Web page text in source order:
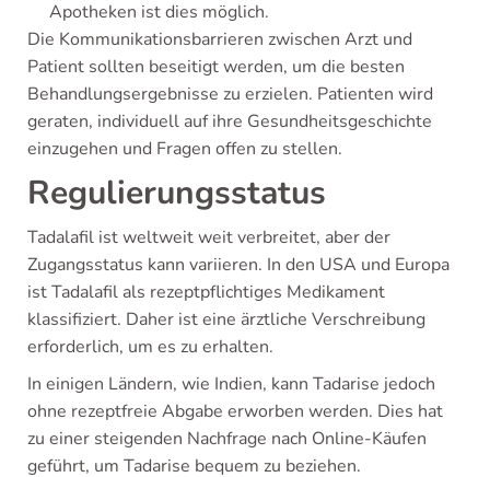
Apotheken ist dies möglich.
Die Kommunikationsbarrieren zwischen Arzt und
Patient sollten beseitigt werden, um die besten
Behandlungsergebnisse zu erzielen. Patienten wird
geraten, individuell auf ihre Gesundheitsgeschichte
einzugehen und Fragen offen zu stellen.
Regulierungsstatus
Tadalafil ist weltweit weit verbreitet, aber der
Zugangsstatus kann variieren. In den USA und Europa
ist Tadalafil als rezeptpflichtiges Medikament
klassifiziert. Daher ist eine ärztliche Verschreibung
erforderlich, um es zu erhalten.
In einigen Ländern, wie Indien, kann Tadarise jedoch
ohne rezeptfreie Abgabe erworben werden. Dies hat
zu einer steigenden Nachfrage nach Online-Käufen
geführt, um Tadarise bequem zu beziehen.